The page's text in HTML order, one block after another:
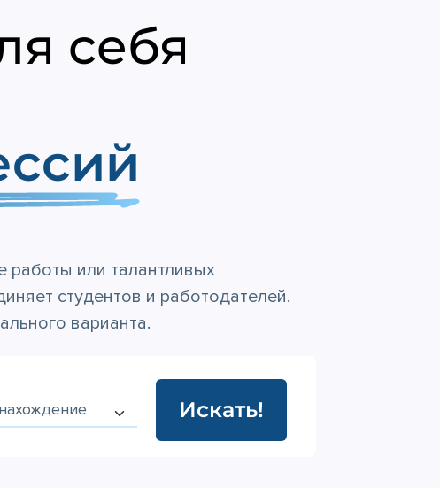
себя
или талантливых
студентов и работодателей.
варианта.
Искать!